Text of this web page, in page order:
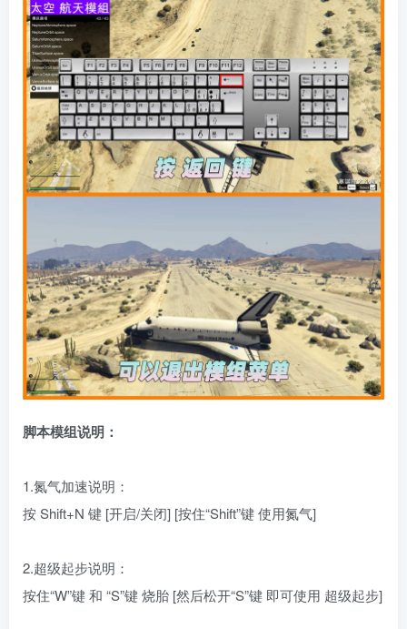
脚本模组说明：
1.氮气加速说明：
按 Shift+N 键 [开启/关闭] [按住“Shift”键 使用氮气]
2.超级起步说明：
按住“W”键 和 “S”键 烧胎 [然后松开“S”键 即可使用 超级起步]